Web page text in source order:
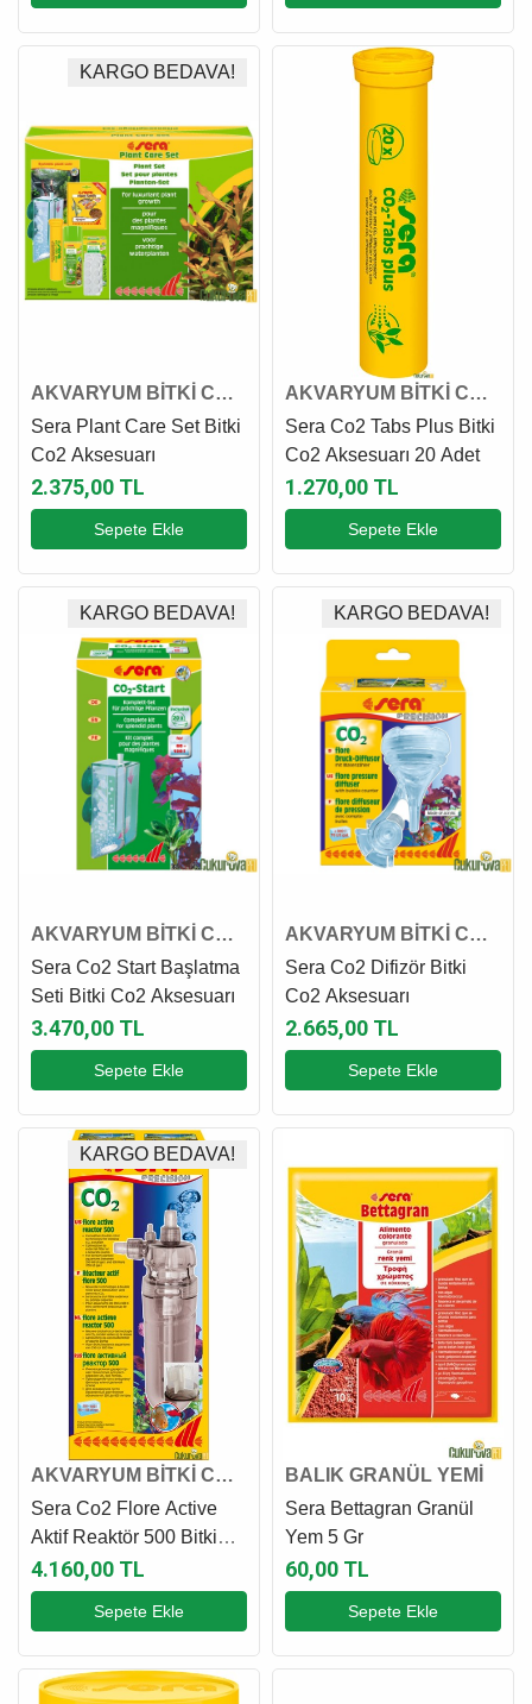
KARGO BEDAVA!
AKVARYUM BİTKİ CO2
AKSESUARI
Sera Plant Care Set Bitki
Co2 Aksesuarı
2.375,00 TL
Sepete Ekle
AKVARYUM BİTKİ CO2
AKSESUARI
Sera Co2 Tabs Plus Bitki
Co2 Aksesuarı 20 Adet
1.270,00 TL
Sepete Ekle
KARGO BEDAVA!
AKVARYUM BİTKİ CO2
AKSESUARI
Sera Co2 Start Başlatma
Seti Bitki Co2 Aksesuarı
3.470,00 TL
Sepete Ekle
KARGO BEDAVA!
AKVARYUM BİTKİ CO2
AKSESUARI
Sera Co2 Difizör Bitki
Co2 Aksesuarı
2.665,00 TL
Sepete Ekle
KARGO BEDAVA!
AKVARYUM BİTKİ CO2
AKSESUARI
Sera Co2 Flore Active
Aktif Reaktör 500 Bitki
Co2 Aksesuarı
4.160,00 TL
Sepete Ekle
BALIK GRANÜL YEMİ
Sera Bettagran Granül
Yem 5 Gr
60,00 TL
Sepete Ekle